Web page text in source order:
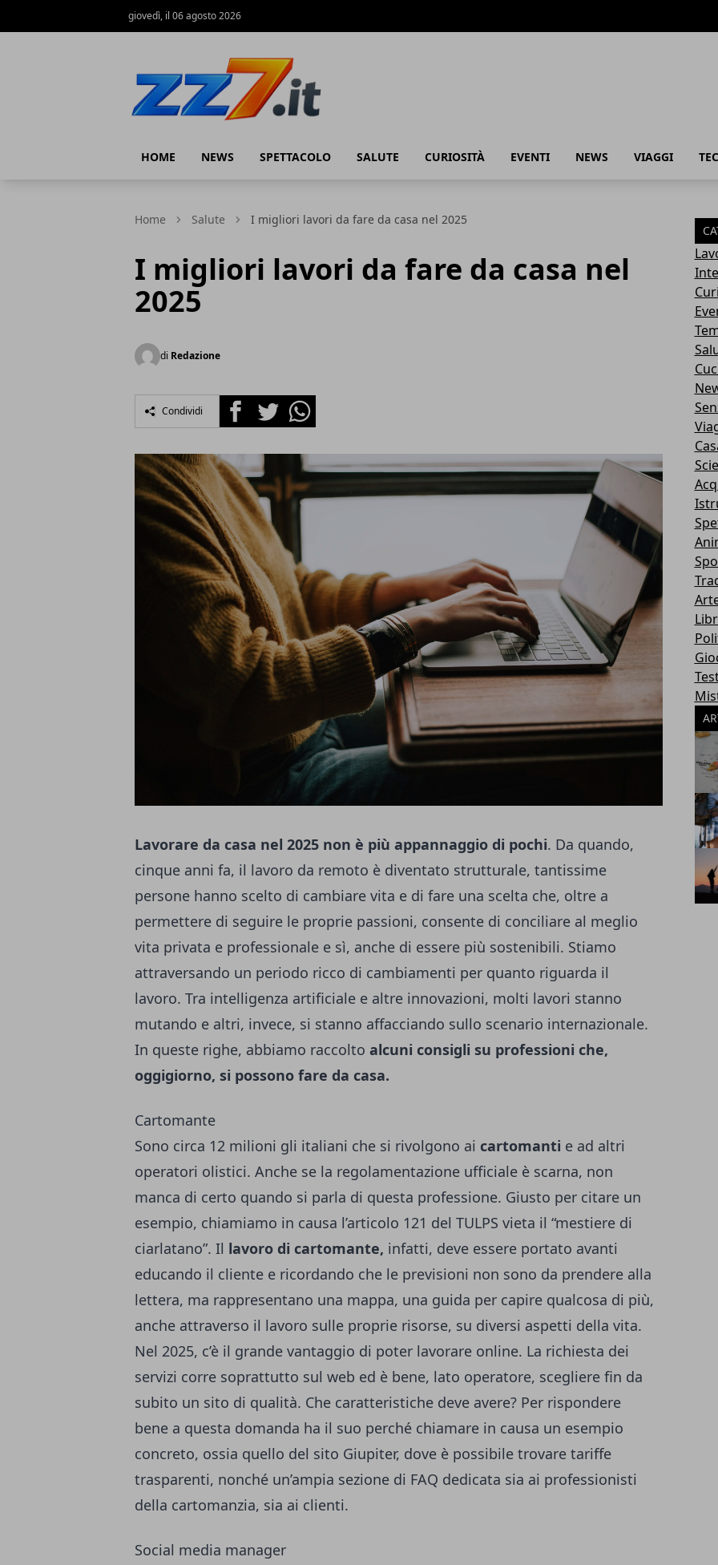
giovedì, il 06 agosto 2026
HOME NEWS SPETTACOLO SALUTE CURIOSITÀ EVENTI NEWS VIAGGI
Home Salute I migliori lavori da fare da casa nel 2025
I migliori lavori da fare da casa nel
2025
di Redazione
Condividi FacebookTwitterWhatsapp
Lavorare da casa nel 2025 non è più appannaggio di pochi. Da quando,
cinque anni fa, il lavoro da remoto è diventato strutturale, tantissime
persone hanno scelto di cambiare vita e di fare una scelta che, oltre a
permettere di seguire le proprie passioni, consente di conciliare al meglio
vita privata e professionale e sì, anche di essere più sostenibili. Stiamo
attraversando un periodo ricco di cambiamenti per quanto riguarda il
lavoro. Tra intelligenza artificiale e altre innovazioni, molti lavori stanno
mutando e altri, invece, si stanno affacciando sullo scenario internazionale.
In queste righe, abbiamo raccolto alcuni consigli su professioni che,
oggigiorno, si possono fare da casa.
Cartomante
Sono circa 12 milioni gli italiani che si rivolgono ai cartomanti e ad altri
operatori olistici. Anche se la regolamentazione ufficiale è scarna, non
manca di certo quando si parla di questa professione. Giusto per citare un
esempio, chiamiamo in causa l’articolo 121 del TULPS vieta il “mestiere di
ciarlatano”. Il lavoro di cartomante, infatti, deve essere portato avanti
educando il cliente e ricordando che le previsioni non sono da prendere alla
lettera, ma rappresentano una mappa, una guida per capire qualcosa di più,
anche attraverso il lavoro sulle proprie risorse, su diversi aspetti della vita.
Nel 2025, c’è il grande vantaggio di poter lavorare online. La richiesta dei
servizi corre soprattutto sul web ed è bene, lato operatore, scegliere fin da
subito un sito di qualità. Che caratteristiche deve avere? Per rispondere
bene a questa domanda ha il suo perché chiamare in causa un esempio
concreto, ossia quello del sito Giupiter, dove è possibile trovare tariffe
trasparenti, nonché un’ampia sezione di FAQ dedicata sia ai professionisti
della cartomanzia, sia ai clienti.
Social media manager